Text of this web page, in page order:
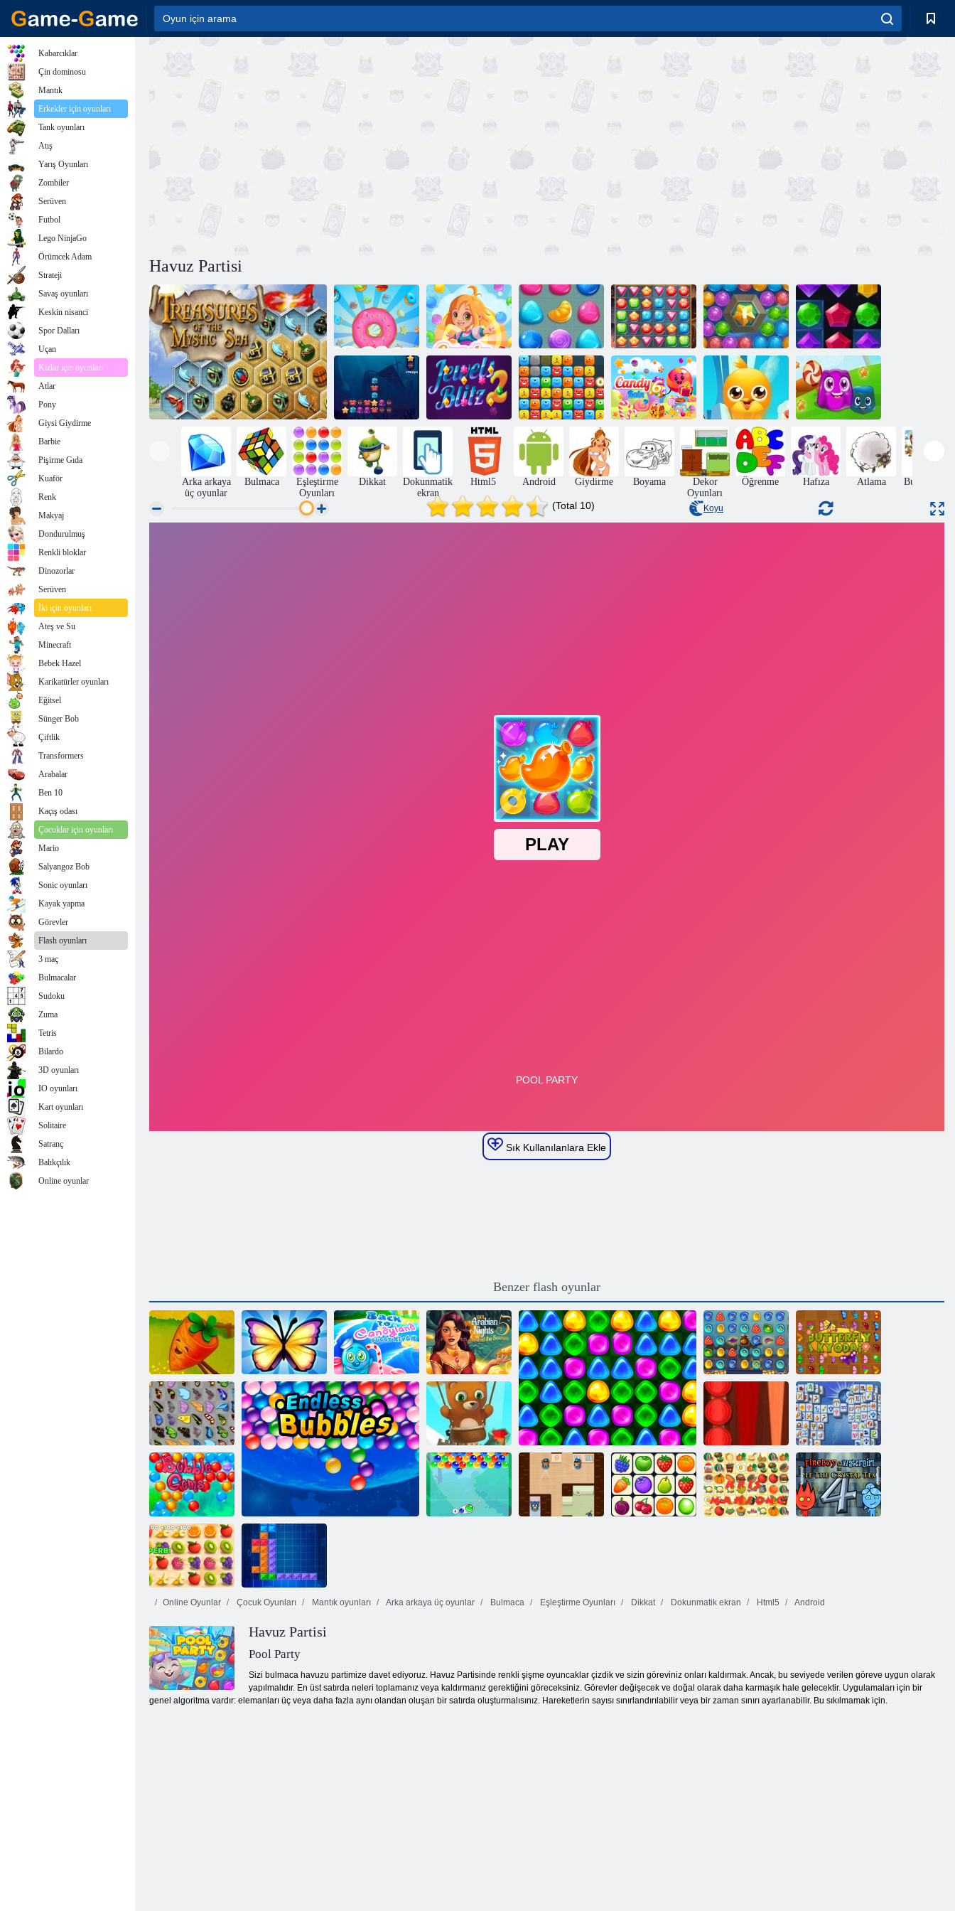
Havuz Partisi
Kurabiye ezmesi
Şeker Yağmuru
4
Candy Rain 3 Hazine avı
Deniz Bubble
Shooter
Jewel patlama
Okyanus Crash
Mücevher Blitz
2
Canavar blokları
Şeker Yağmuru
6
En Sık
Arkadaşlar
Puding arazisi
Arka arkaya
üç oyunlar
Bulmaca
Eşleştirme
Oyunları
Dikkat
Dokunmatik
ekran
Html5 Android Giydirme Boyama
Dekor
Oyunları
Öğrenme Hafıza Atlama Bulmacalar
(Total 10) Koyu
Sık Kullanılanlara Ekle
Benzer flash oyunlar
Çiftlik Bulma
Hikayesi
Kurtarma
kelebek
Candyland
Sweet Nehri'ne
geri dön
1001 Arap
Geceleri 5:
Sinbad Seaman
1001 Gecelik
Arap Geceleri
Kelebek Kyodai
2
Kelebek Kyodai
Sonsuz Bubbles
Bubble Shooter
Sonsuz
Tavla Klasik
Klasik
Mahjong
Fortuna
Kabarcık Gemes
Sulu çizgi Tentrix
Online Oyunlar Çocuk Oyunları Mantık oyunları Arka arkaya üç oyunlar Bulmaca Eşleştirme Oyunları Dikkat Dokunmatik ekran Html5 Android
Havuz Partisi
Pool Party
Sizi bulmaca havuzu partimize davet ediyoruz. Havuz Partisinde renkli şişme oyuncaklar çizdik ve sizin göreviniz onları kaldırmak. Ancak, bu seviyede verilen göreve uygun olarak
yapılmalıdır. En üst satırda neleri toplamanız veya kaldırmanız gerektiğini göreceksiniz. Görevler değişecek ve doğal olarak daha karmaşık hale gelecektir. Uygulamaları için bir
genel algoritma vardır: elemanları üç veya daha fazla aynı olandan oluşan bir satırda oluşturmalısınız. Hareketlerin sayısı sınırlandırılabilir veya bir zaman sınırı ayarlanabilir. Bu sıkılmamak için.
Kabarcıklar
Çin dominosu
Mantık
Erkekler için oyunları
Tank oyunları
Atış
Yarış Oyunları
Zombiler
Serüven
Futbol
Lego NinjaGo
Örümcek Adam
Strateji
Savaş oyunları
Keskin nisanci
Spor Dalları
Uçan
Kızlar için oyunları
Atlar
Pony
Giysi Giydirme
Barbie
Pişirme Gıda
Kuaför
Renk
Makyaj
Dondurulmuş
Renkli bloklar
Dinozorlar
Serüven
İki için oyunları
Ateş ve Su
Minecraft
Bebek Hazel
Karikatürler oyunları
Eğitsel
Sünger Bob
Çiftlik
Transformers
Arabalar
Ben 10
Kaçış odası
Çocuklar için oyunları
Mario
Salyangoz Bob
Sonic oyunları
Kayak yapma
Görevler
Flash oyunları
3 maç
Bulmacalar
Sudoku
Zuma
Tetris
Bilardo
3D oyunları
IO oyunları
Kart oyunları
Solitaire
Satranç
Balıkçılık
Online oyunlar